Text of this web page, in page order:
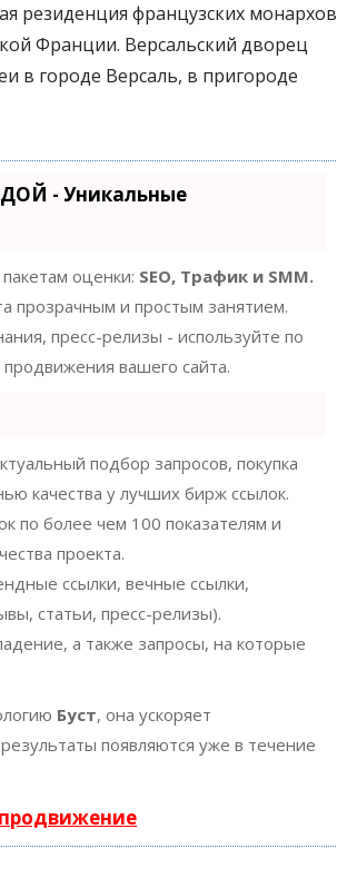
резиденция французских монархов
Франции. Версальский дворец
в городе Версаль, в пригороде
- Уникальные
оценки: SEO, Трафик и SMM.
прозрачным и простым занятием.
пресс-релизы - используйте по
вашего сайта.
подбор запросов, покупка
качества у лучших бирж ссылок.
по более чем 100 показателям и
проекта.
ссылки, вечные ссылки,
статьи, пресс-релизы).
а также запросы, на которые
Буст, она ускоряет
появляются уже в течение